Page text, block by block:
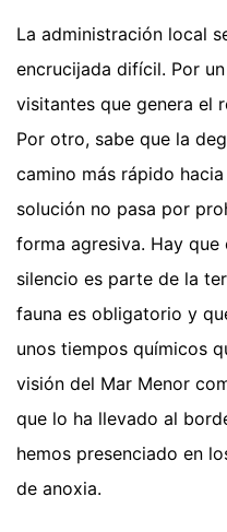
La administración local
encrucijada difícil. Por
visitantes que genera el
Por otro, sabe que la
camino más rápido
solución no pasa por
forma agresiva. Hay
silencio es parte de la
fauna es obligatorio y
unos tiempos químicos
visión del Mar Menor
que lo ha llevado al
hemos presenciado en
de anoxia.